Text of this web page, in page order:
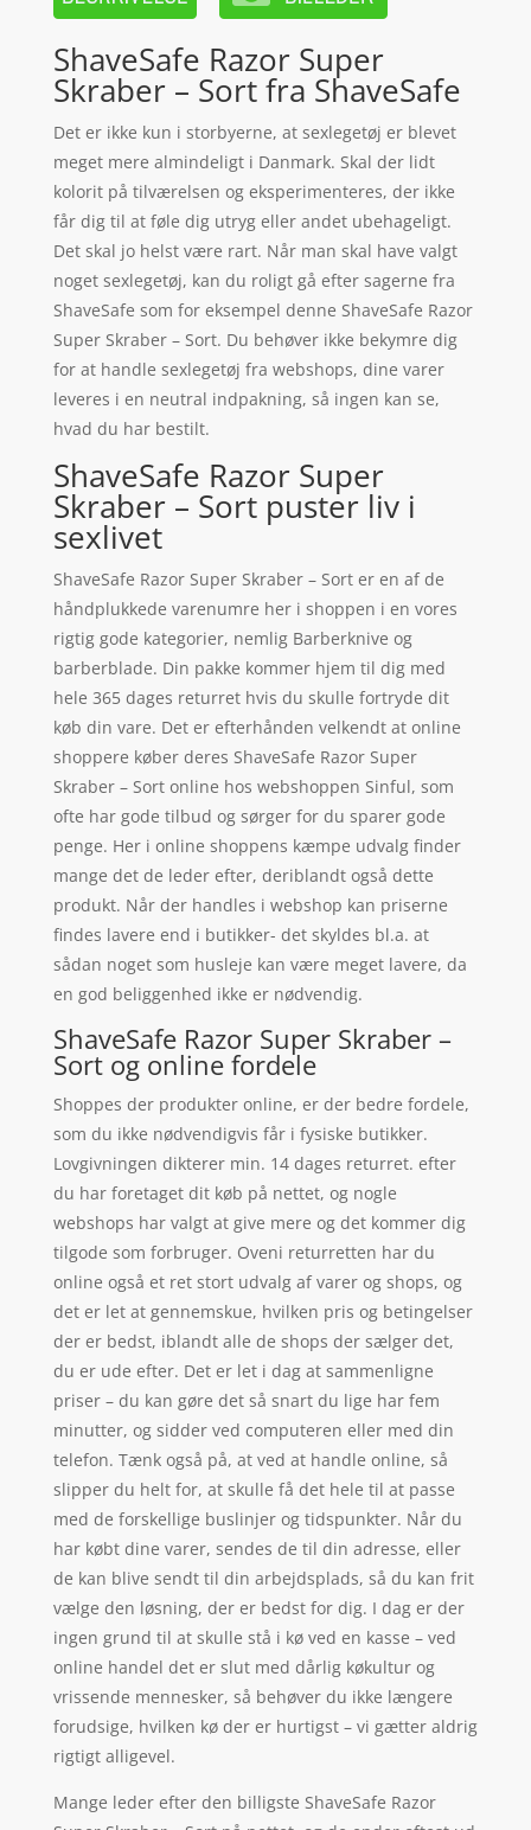
ShaveSafe Razor Super
Skraber – Sort fra ShaveSafe
Det er ikke kun i storbyerne, at sexlegetøj er blevet
meget mere almindeligt i Danmark. Skal der lidt
kolorit på tilværelsen og eksperimenteres, der ikke
får dig til at føle dig utryg eller andet ubehageligt.
Det skal jo helst være rart. Når man skal have valgt
noget sexlegetøj, kan du roligt gå efter sagerne fra
ShaveSafe som for eksempel denne ShaveSafe Razor
Super Skraber – Sort. Du behøver ikke bekymre dig
for at handle sexlegetøj fra webshops, dine varer
leveres i en neutral indpakning, så ingen kan se,
hvad du har bestilt.
ShaveSafe Razor Super
Skraber – Sort puster liv i
sexlivet
ShaveSafe Razor Super Skraber – Sort er en af de
håndplukkede varenumre her i shoppen i en vores
rigtig gode kategorier, nemlig Barberknive og
barberblade. Din pakke kommer hjem til dig med
hele 365 dages returret hvis du skulle fortryde dit
køb din vare. Det er efterhånden velkendt at online
shoppere køber deres ShaveSafe Razor Super
Skraber – Sort online hos webshoppen Sinful, som
ofte har gode tilbud og sørger for du sparer gode
penge. Her i online shoppens kæmpe udvalg finder
mange det de leder efter, deriblandt også dette
produkt. Når der handles i webshop kan priserne
findes lavere end i butikker- det skyldes bl.a. at
sådan noget som husleje kan være meget lavere, da
en god beliggenhed ikke er nødvendig.
ShaveSafe Razor Super Skraber –
Sort og online fordele
Shoppes der produkter online, er der bedre fordele,
som du ikke nødvendigvis får i fysiske butikker.
Lovgivningen dikterer min. 14 dages returret. efter
du har foretaget dit køb på nettet, og nogle
webshops har valgt at give mere og det kommer dig
tilgode som forbruger. Oveni returretten har du
online også et ret stort udvalg af varer og shops, og
det er let at gennemskue, hvilken pris og betingelser
der er bedst, iblandt alle de shops der sælger det,
du er ude efter. Det er let i dag at sammenligne
priser – du kan gøre det så snart du lige har fem
minutter, og sidder ved computeren eller med din
telefon. Tænk også på, at ved at handle online, så
slipper du helt for, at skulle få det hele til at passe
med de forskellige buslinjer og tidspunkter. Når du
har købt dine varer, sendes de til din adresse, eller
de kan blive sendt til din arbejdsplads, så du kan frit
vælge den løsning, der er bedst for dig. I dag er der
ingen grund til at skulle stå i kø ved en kasse – ved
online handel det er slut med dårlig køkultur og
vrissende mennesker, så behøver du ikke længere
forudsige, hvilken kø der er hurtigst – vi gætter aldrig
rigtigt alligevel.
Mange leder efter den billigste ShaveSafe Razor